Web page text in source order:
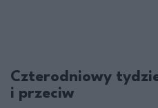
Czterodniowy
i przeciw